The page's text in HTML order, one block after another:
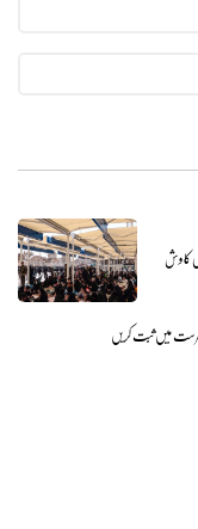
کاوش
فہرست میں ثبت کریں